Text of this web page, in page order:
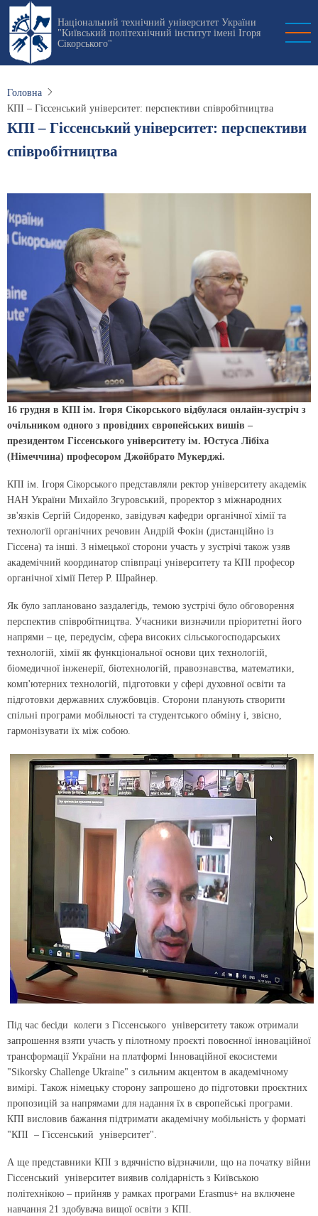
Перейти
основного
вмісту
Національний технічний університет України
"Київський політехнічний інститут імені Ігоря
Сікорського"
Головна
КПІ – Гіссенський університет: перспективи співробітництва
КПІ – Гіссенський університет: перспективи
співробітництва
16 грудня в КПІ ім. Ігоря Сікорського відбулася онлайн-зустріч з
очільником одного з провідних європейських вишів –
президентом Гіссенського університету ім. Юстуса Лібіха
(Німеччина) професором Джойбрато Мукерджі.
КПІ ім. Ігоря Сікорського представляли ректор університету академік
НАН України Михайло Згуровський, проректор з міжнародних
зв'язків Сергій Сидоренко, завідувач кафедри органічної хімії та
технологїі органічних речовин Андрій Фокін (дистанційно із
Гіссена) та інші. З німецької сторони участь у зустрічі також узяв
академічний координатор співпраці університету та КПІ професор
органічної хімії Петер Р. Шрайнер.
Як було заплановано заздалегідь, темою зустрічі було обговорення
перспектив співробітництва. Учасники визначили пріоритетні його
напрями – це, передусім, сфера високих сільськогосподарських
технологій, хімії як функціональної основи цих технологій,
біомедичної інженерії, біотехнологій, правознавства, математики,
комп'ютерних технологій, підготовки у сфері духовної освіти та
підготовки державних службовців. Сторони планують створити
спільні програми мобільності та студентського обміну і, звісно,
гармонізувати їх між собою.
Під час бесіди колеги з Гіссенського університету також отримали
запрошення взяти участь у пілотному проєкті повоєнної інноваційної
трансформації України на платформі Інноваційної екосистеми
"Sikorsky Challenge Ukraine" з сильним акцентом в академічному
вимірі. Також німецьку сторону запрошено до підготовки проєктних
пропозицій за напрямами для надання їх в європейські програми.
КПІ висловив бажання підтримати академічну мобільність у форматі
"КПІ – Гіссенський університет".
А ще представники КПІ з вдячністю відзначили, що на початку війни
Гіссенський університет виявив солідарність з Київською
політехнікою – прийняв у рамках програми Erasmus+ на включене
навчання 21 здобувача вищої освіти з КПІ.